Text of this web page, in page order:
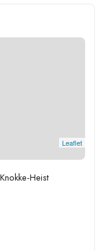
Leaflet
Heist